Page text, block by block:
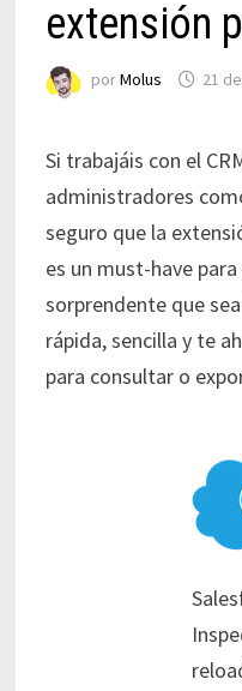
extensión
porMolus 21
Si trabajáis con el
administradores
seguro que la
es un must-have
sorprendente que
rápida, sencilla y te
para consultar o